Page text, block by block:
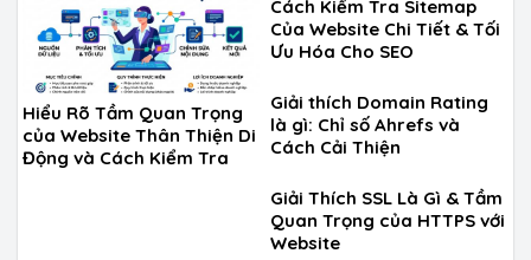
Hiểu Rõ Tầm Quan Trọng
của Website Thân Thiện Di
Động và Cách Kiểm Tra
Cách Kiểm Tra Sitemap
Của Website Chi Tiết & Tối
Ưu Hóa Cho SEO
Giải thích Domain Rating
là gì: Chỉ số Ahrefs và
Cách Cải Thiện
Giải Thích SSL Là Gì & Tầm
Quan Trọng của HTTPS với
Website